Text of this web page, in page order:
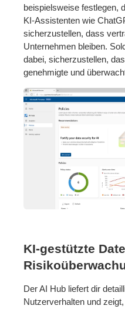
beispielsweise festlegen,
KI-Assistenten wie
sicherzustellen, dass
Unternehmen bleiben.
dabei, sicherzustellen,
genehmigte und
KI-gestützte
Der AI Hub liefert dir
Nutzerverhalten und